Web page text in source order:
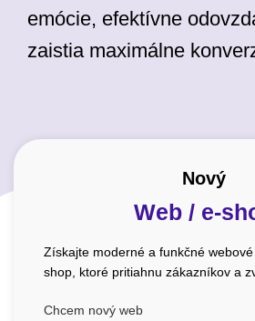
emócie, efektívne
zaistia maximálne
Nový
Web / e-
Získajte moderné a funkčné
shop, ktoré pritiahnu zákazníkov a
Chcem nový web